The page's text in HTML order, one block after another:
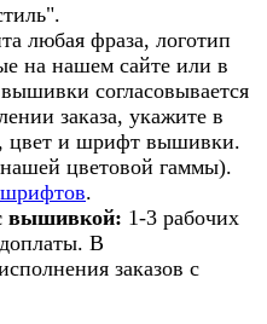
любая фраза, логотип
на нашем сайте или в
согласовывается
заказа, укажите в
цвет и шрифт вышивки.
цветовой гаммы).
.
вышивкой: 1-3 рабочих
В
заказов с